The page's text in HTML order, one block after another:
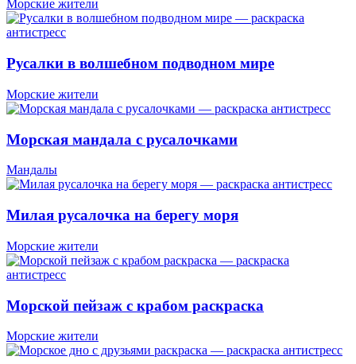
Морские жители
Русалки в волшебном подводном мире
Морские жители
Морская мандала с русалочками
Мандалы
Милая русалочка на берегу моря
Морские жители
Морской пейзаж с крабом раскраска
Морские жители